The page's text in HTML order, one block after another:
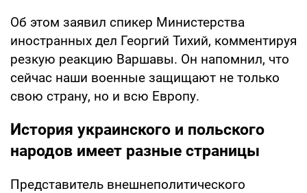
Об этом заявил спикер Министерства
иностранных дел Георгий Тихий, комментируя
резкую реакцию Варшавы. Он напомнил, что
сейчас наши военные защищают не только
свою страну, но и всю Европу.
История украинского и польского
народов имеет разные страницы
Представитель внешнеполитического